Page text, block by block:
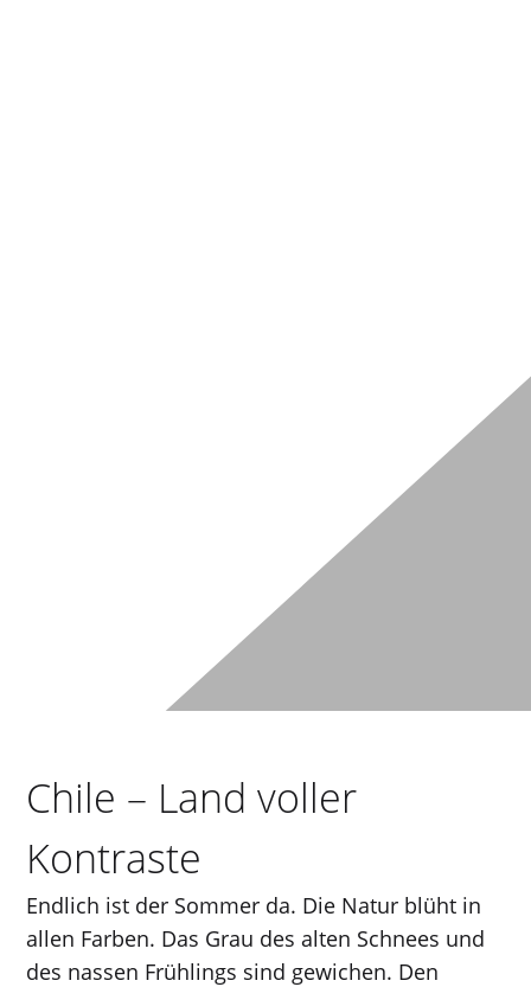
Chile – Land voller
Kontraste
Endlich ist der Sommer da. Die Natur blüht in
allen Farben. Das Grau des alten Schnees und
des nassen Frühlings sind gewichen. Den